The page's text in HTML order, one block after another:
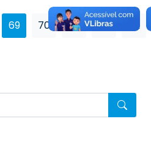
69 70 71 72 82